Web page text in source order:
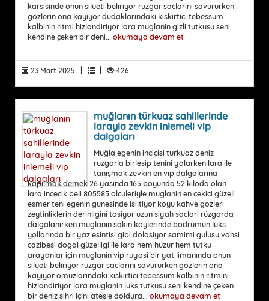
karsisinde onun silueti beliriyor ruzgar saclarini savururken
gozlerin ona kayiyor dudaklarindaki kiskirtici tebessum
kalbinin ritmi hizlandiriyor lara muglanin gizli tutkusu seni
kendine çeken bir deni... okumaya devam et
23 Mart 2025 | | 426
muğlanın türkuaz sahillerinde
larayla zevkin inlemeli vip
dalgaları
Muğla egenin incicisi turkuaz deniz
ruzgarla birlesip tenini yalarken lara ile
tanışmak zevkin en vip dalgalarına
kapilmak demek 26 yasinda 165 boyunda 52 kiloda olan
lara incecik beli 805585 olculeriyle muglanin en cekici güzeli
esmer teni egenin gunesinde isiltiyor koyu kahve gozleri
zeytinliklerin derinligini tasiyor uzun siyah saclari rüzgarda
dalgalanırken muglanin sakin köylerinde bodrumun luks
yollarında bir yaz esintisi gibi dolasiyor samimi gulusu vahsi
cazibesi dogal güzelligi ile lara hem huzur hem tutku
arayanlar için muglanin vip ruyasi bir yat limanında onun
silueti beliriyor ruzgar saclarını savururken gozlerin ona
kayiyor omuzlarındaki kiskirtici tebessum kalbinin ritmini
hizlandiriyor lara muglanin luks tutkusu seni kendine çeken
bir deniz sihri içini ateşle doldura... okumaya devam et